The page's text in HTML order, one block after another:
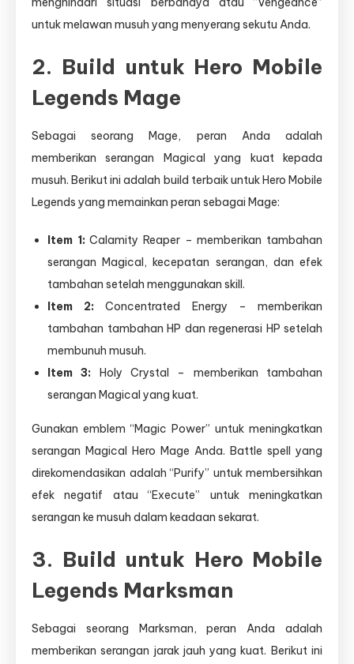
untuk melawan musuh yang menyerang sekutu Anda.
2. Build untuk Hero Mobile
Legends Mage
Sebagai seorang Mage, peran Anda adalah
memberikan serangan Magical yang kuat kepada
musuh. Berikut ini adalah build terbaik untuk Hero Mobile
Legends yang memainkan peran sebagai Mage:
Item 1: Calamity Reaper – memberikan tambahan
serangan Magical, kecepatan serangan, dan efek
tambahan setelah menggunakan skill.
Item 2: Concentrated Energy – memberikan
tambahan tambahan HP dan regenerasi HP setelah
membunuh musuh.
Item 3: Holy Crystal – memberikan tambahan
serangan Magical yang kuat.
Gunakan emblem “Magic Power” untuk meningkatkan
serangan Magical Hero Mage Anda. Battle spell yang
direkomendasikan adalah “Purify” untuk membersihkan
efek negatif atau “Execute” untuk meningkatkan
serangan ke musuh dalam keadaan sekarat.
3. Build untuk Hero Mobile
Legends Marksman
Sebagai seorang Marksman, peran Anda adalah
memberikan serangan jarak jauh yang kuat. Berikut ini